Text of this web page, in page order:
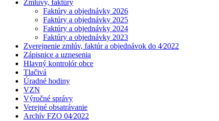
Zmluvy, faktúry
Faktúry a objednávky 2026
Faktúry a objednávky 2025
Faktúry a objednávky 2024
Faktúry a objednávky 2023
Zverejnenie zmlúv, faktúr a objednávok do 4⁄2022
Zápisnice a uznesenia
Hlavný kontrolór obce
Tlačivá
Úradné hodiny
VZN
Výročné správy
Verejné obsatrávanie
Archív FZO 04⁄2022